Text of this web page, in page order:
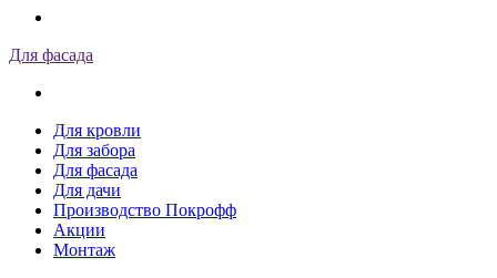
Для фасада
Для кровли
Для забора
Для фасада
Для дачи
Производство Покрофф
Акции
Монтаж